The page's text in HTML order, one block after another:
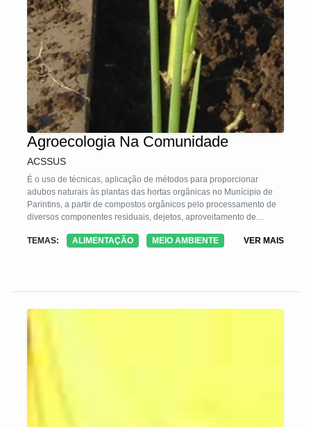
Agroecologia Na Comunidade
ACSSUS
É o uso de técnicas, aplicação de métodos para proporcionar
adubos naturais às plantas das hortas orgânicas no Munícipio de
Parintins, a partir de compostos orgânicos pelo processamento de
diversos componentes residuais, dejetos, aproveitamento de
FRUTÍFERAS REGIONAIS,bem como uso de materiais inoculantes
o desafio dessa tecnologia foi ter sido a partir de inoculantes
TEMAS: ALIMENTAÇÃO MEIO AMBIENTE VER MAIS